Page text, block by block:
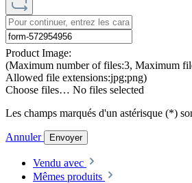
Product Image:
(Maximum number of files:3, Maximum
Allowed file extensions:jpg;png)
Choose files… No files selected
Les champs marqués d'un astérisque (*)
Annuler Envoyer
Vendu avec
Mêmes produits